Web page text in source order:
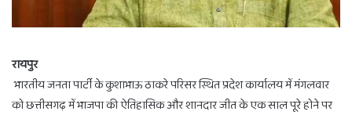
रायपुर
भारतीय जनता पार्टी के कुशाभाऊ ठाकरे परिसर स्थित प्रदेश कार्यालय में मंगलवार
को छत्तीसगढ़ में भाजपा की ऐतिहासिक और शानदार जीत के एक साल पूरे होने पर